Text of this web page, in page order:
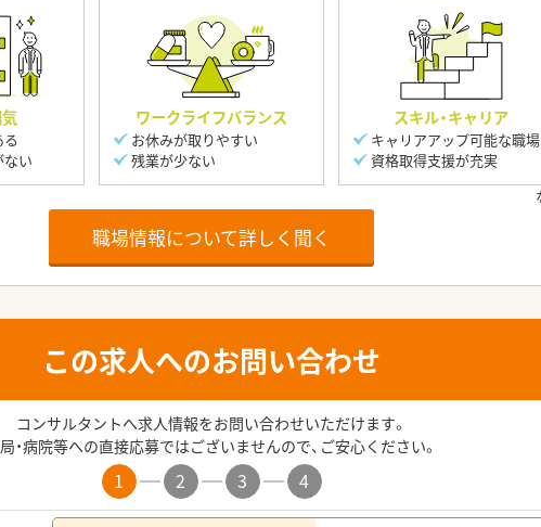
い
ワークライフバランス
お休みが取りやすい
残業が少ない
スキル・キャリア
キャリアアップ可能な職場
資格取得支援が充実
職場情報について詳しく聞く
この求人へのお問い合わせ
コンサルタントへ求人情報をお問い合わせいただけます。
・病院等への直接応募ではございませんので、ご安心ください。
1 2 3 4